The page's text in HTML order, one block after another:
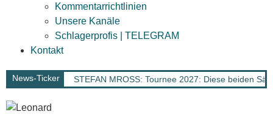
Kommentarrichtlinien
Unsere Kanäle
Schlagerprofis | TELEGRAM
Kontakt
News-Ticker STEFAN MROSS: Tournee 2027: Diese beiden